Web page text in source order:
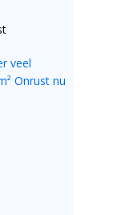
veel
Onrust nu